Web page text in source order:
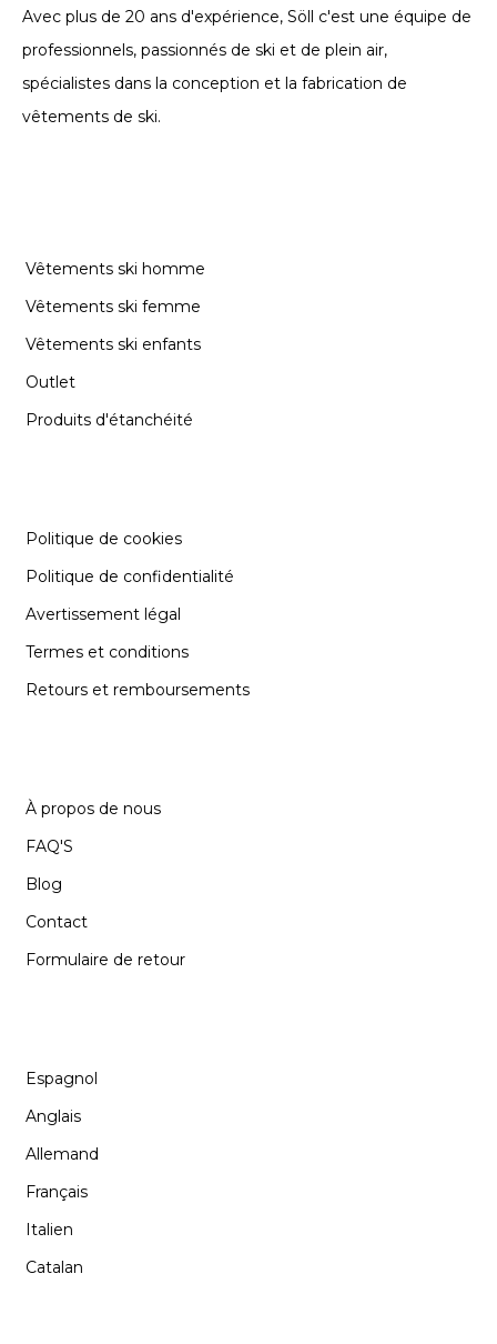
Avec plus de 20 ans d'expérience, Söll c'est une équipe de
professionnels, passionnés de ski et de plein air,
spécialistes dans la conception et la fabrication de
vêtements de ski.
Vêtements ski homme
Vêtements ski femme
Vêtements ski enfants
Outlet
Produits d'étanchéité
Politique de cookies
Politique de confidentialité
Avertissement légal
Termes et conditions
Retours et remboursements
À propos de nous
FAQ'S
Blog
Contact
Formulaire de retour
Espagnol
Anglais
Allemand
Français
Italien
Catalan